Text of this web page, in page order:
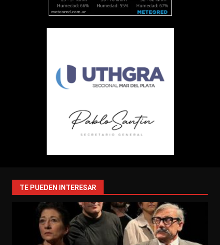
TE PUEDEN INTERESAR